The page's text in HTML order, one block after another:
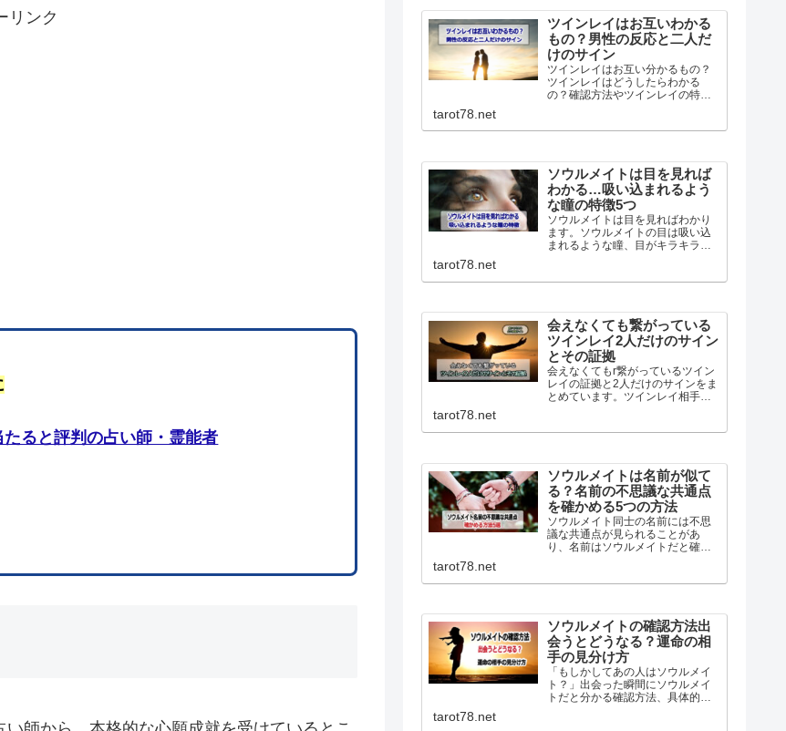
リンク
ると評判の占い師・霊能者
きます！
ツインレイはお互いわかる
もの？男性の反応と二人だ
けのサイン
ツインレイはお互い分かるもの？
ツインレイはどうしたらわかる
の？確認方法やツインレイの特
か、ツインレイ男性の反応につい
tarot78.net
ソウルメイトは目を見れば
わかる…吸い込まれるよう
な瞳の特徴5つ
ソウルメイトは目を見ればわかり
ます。ソウルメイトの目は吸い込
まれるような瞳、目がキラキラと
強い直観力で判断を間違えること
ことが多いので注意が必要です。
tarot78.net
会えなくても繋がっている
ツインレイ2人だけのサイン
とその証拠
会えなくてもr繋がっているツイン
レイの証拠と2人だけのサインをま
とめています。ツインレイ相手の
ても繋がっているサインは幾つも
tarot78.net
ソウルメイトは名前が似て
る？名前の不思議な共通点
を確かめる5つの方法
ソウルメイト同士の名前には不思
議な共通点が見られることがあ
り、名前はソウルメイトだと確か
ックネームが似ているなどを基に
分け方を詳しく紹介しています。
tarot78.net
ソウルメイトの確認方法出
会うとどうなる？運命の相
手の見分け方
「もしかしてあの人はソウルメイ
ト？」出会った瞬間にソウルメイ
トだと分かる確認方法、具体的な
tarot78.net